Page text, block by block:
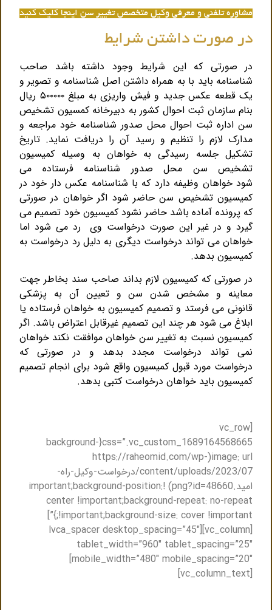
مشاوره تلفنی و معرفی وکیل متخصص تغییر سن اینجا کلیک کنید
در صورت داشتن شرایط
در صورتی که این شرایط وجود داشته باشد صاحب
شناسنامه باید با به همراه داشتن اصل شناسنامه و تصویر و
یک قطعه عکس جدید و فیش واریزی به مبلغ ۵۰۰۰۰۰ ریال
بنام سازمان ثبت احوال کشور به دبیرخانه کمسیون تشخیص
سن اداره ثبت احوال محل صدور شناسنامه خود مراجعه و
مدارک لازم را تنظیم و رسید آن را دریافت نماید. تاریخ
تشکیل جلسه رسیدگی به خواهان به وسیله کمیسیون
تشخیص سن محل صدور شناسنامه فرستاده می
شود خواهان وظیفه دارد که با شناسنامه عکس دار خود در
کمیسیون تشخیص سن حاضر شود اگر خواهان در صورتی
که پرونده آماده باشد حاضر نشود کمیسیون خود تصمیم می
گیرد و در غیر این صورت درخواست وی رد می شود اما
خواهان می تواند درخواست دیگری به دلیل رد درخواست به
کمیسیون بدهد.
در صورتی که کمیسیون لازم بداند صاحب سند بخاطر جهت
معاینه و مشخص شدن سن و تعیین آن به پزشکی
قانونی می فرستد و تصمیم کمیسیون به خواهان فرستاده یا
ابلاغ می شود هر چند این تصمیم غیرقابل اعتراض باشد. اگر
کمیسیون نسبت به تغییر سن خواهان موافقت نکند خواهان
نمی تواند درخواست مجدد بدهد و در صورتی که
درخواست مورد قبول کمیسیون واقع شود برای انجام تصمیم
کمیسیون باید خواهان درخواست کتبی بدهد.
[vc_row
css=”.vc_custom_1689164568665{background-
image: url(https://raheomid.com/wp-
content/uploads/2023/07/درخواست-وکیل-راه-
امید.png?id=48660) !important;background-position:
center !important;background-repeat: no-repeat
!important;background-size: cover !important;}”]
[vc_column][lvca_spacer desktop_spacing=”45″
tablet_width=”960″ tablet_spacing=”25″
mobile_width=”480″ mobile_spacing=”20″]
[vc_column_text]